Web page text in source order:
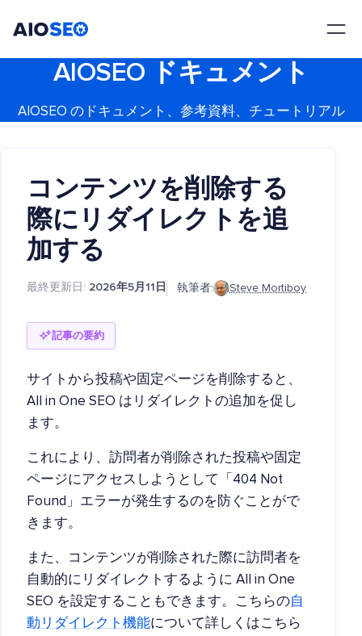
AIOSEO ドキュメント
AIOSEO のドキュメント、参考資料、チュートリアル
コンテンツを削除する
際にリダイレクトを追
加する
最終更新日: 2026年5月11日 執筆者: Steve Mortiboy
記事の要約
サイトから投稿や固定ページを削除すると、
All in One SEO はリダイレクトの追加を促し
ます。
これにより、訪問者が削除された投稿や固定
ページにアクセスしようとして「404 Not
Found」エラーが発生するのを防ぐことがで
きます。
また、コンテンツが削除された際に訪問者を
自動的にリダイレクトするように All in One
SEO を設定することもできます。こちらの自
動リダイレクト機能について詳しくはこちら